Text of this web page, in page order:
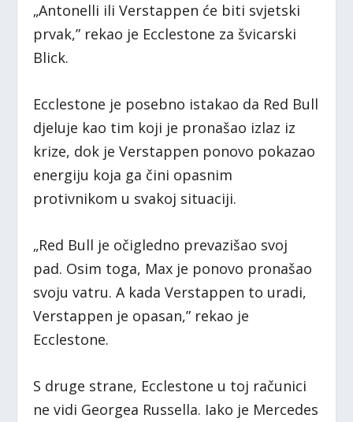
„Antonelli ili Verstappen će biti svjetski
prvak,” rekao je Ecclestone za švicarski
Blick.
Ecclestone je posebno istakao da Red Bull
djeluje kao tim koji je pronašao izlaz iz
krize, dok je Verstappen ponovo pokazao
energiju koja ga čini opasnim
protivnikom u svakoj situaciji.
„Red Bull je očigledno prevazišao svoj
pad. Osim toga, Max je ponovo pronašao
svoju vatru. A kada Verstappen to uradi,
Verstappen je opasan,” rekao je
Ecclestone.
S druge strane, Ecclestone u toj računici
ne vidi Georgea Russella. Iako je Mercedes